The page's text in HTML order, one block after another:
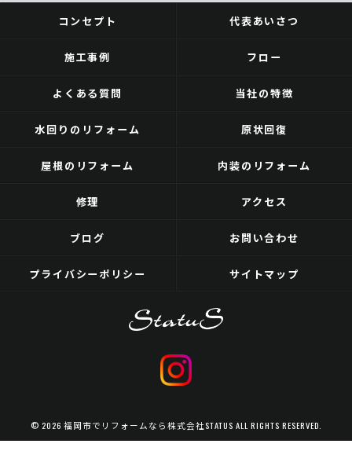
コンセプト 代表あいさつ
施工事例 フロー
よくある質問 当社の特徴
水回りのリフォーム 原状回復
屋根のリフォーム 内装のリフォーム
修理 アクセス
ブログ お問い合わせ
プライバシーポリシー サイトマップ
© 2026 福岡市でリフォームなら株式会社STATUS ALL RIGHTS RESERVED.